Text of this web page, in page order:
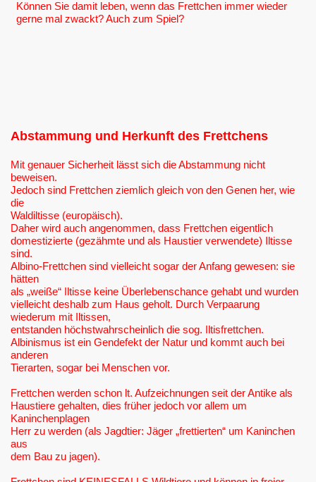
Können Sie damit leben, wenn das Frettchen immer wieder
gerne mal zwackt? Auch zum Spiel?
Abstammung und Herkunft des Frettchens
Mit genauer Sicherheit lässt sich die Abstammung nicht
beweisen.
Jedoch sind Frettchen ziemlich gleich von den Genen her, wie
die
Waldiltisse (europäisch).
Daher wird auch angenommen, dass Frettchen eigentlich
domestizierte (gezähmte und als Haustier verwendete) Iltisse
sind.
Albino-Frettchen sind vielleicht sogar der Anfang gewesen: sie
hätten
als „weiße“ Iltisse keine Überlebenschance gehabt und wurden
vielleicht deshalb zum Haus geholt. Durch Verpaarung
wiederum mit Iltissen,
entstanden höchstwahrscheinlich die sog. Iltisfrettchen.
Albinismus ist ein Gendefekt der Natur und kommt auch bei
anderen
Tierarten, sogar bei Menschen vor.
Frettchen werden schon lt. Aufzeichnungen seit der Antike als
Haustiere gehalten, dies früher jedoch vor allem um
Kaninchenplagen
Herr zu werden (als Jagdtier: Jäger „frettierten“ um Kaninchen
aus
dem Bau zu jagen).